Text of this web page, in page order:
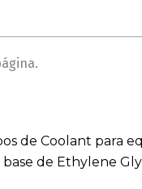
de Coolant para
de Ethylene